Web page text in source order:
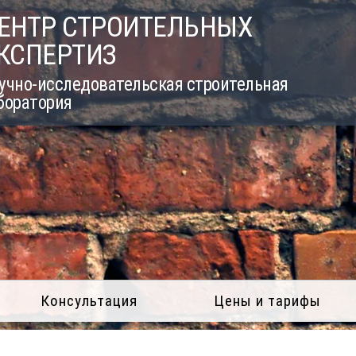
СТРОИТЕЛЬНЫХ
исследовательская строительная
Консультация Цены и тарифы